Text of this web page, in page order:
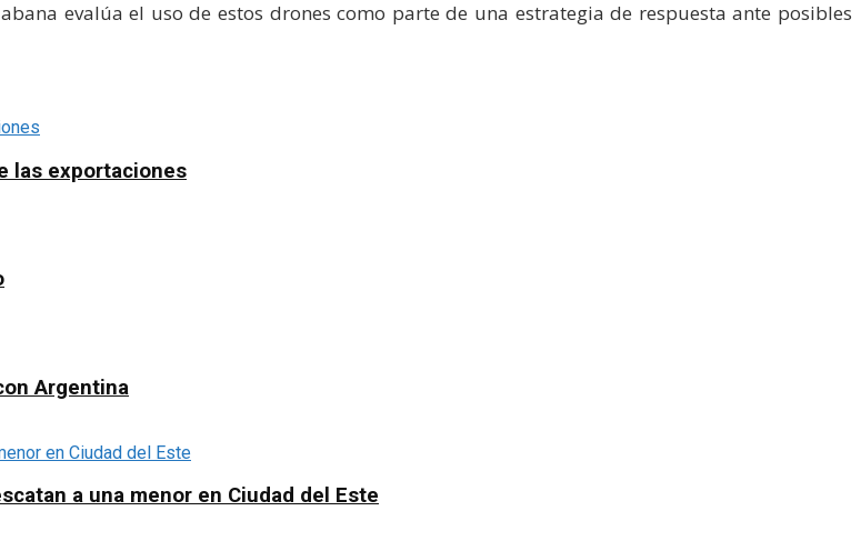
evalúa el uso de estos drones como parte de una estrategia de respuesta ante posibles
las exportaciones
Argentina
a una menor en Ciudad del Este